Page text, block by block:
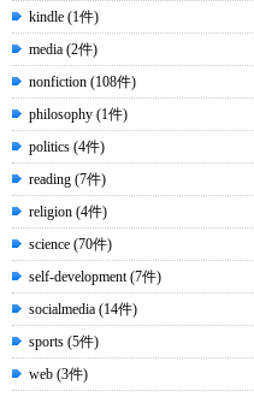
kindle (1件)
media (2件)
nonfiction (108件)
philosophy (1件)
politics (4件)
reading (7件)
religion (4件)
science (70件)
self-development (7件)
socialmedia (14件)
sports (5件)
web (3件)